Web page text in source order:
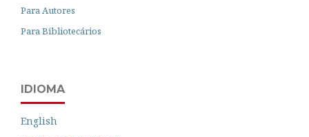
Para Autores
Para Bibliotecários
IDIOMA
English